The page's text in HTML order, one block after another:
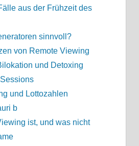
aus der Frühzeit des
sinnvoll?
von Remote Viewing
und Detoxing
und Lottozahlen
b
ist, und was nicht